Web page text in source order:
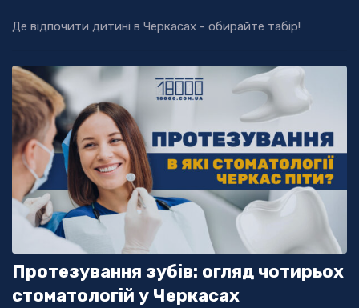
Де відпочити дитині в Черкасах - обирайте табір!
Протезування зубів: огляд чотирьох
стоматологій у Черкасах